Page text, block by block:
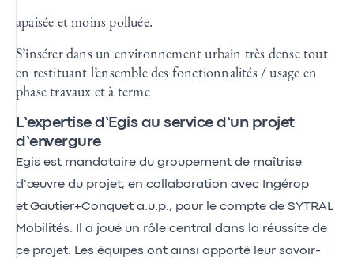
apaisée et moins polluée.
S’insérer dans un environnement urbain très dense tout
en restituant l’ensemble des fonctionnalités / usage en
phase travaux et à terme
L’expertise d’Egis au service d’un projet
d’envergure
Egis est mandataire du groupement de maîtrise
d’œuvre du projet, en collaboration avec Ingérop
et Gautier+Conquet a.u.p., pour le compte de SYTRAL
Mobilités. Il a joué un rôle central dans la réussite de
ce projet. Les équipes ont ainsi apporté leur savoir-